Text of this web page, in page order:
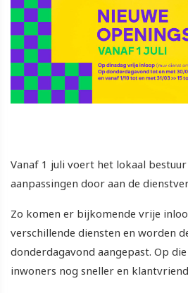
Vanaf 1 juli voert het lokaal
aanpassingen door aan de
Zo komen er bijkomende vrije
verschillende diensten en worden
donderdagavond aangepast. Op
inwoners nog sneller en